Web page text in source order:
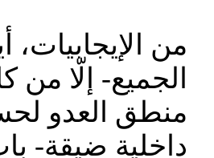
من الإيجابيات،
الجميع- إلّا من
منطق العدو
داخلية ضيقة-